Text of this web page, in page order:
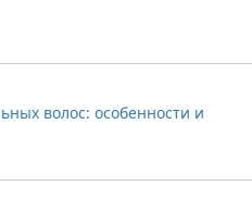
волос: особенности и